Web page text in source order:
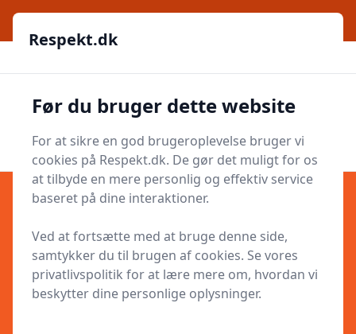
Respekt.dk
Søg nu
Privatlivspolitik for Respekt.dk
Respekt.dk
Før du bruger dette website
For at sikre en god brugeroplevelse bruger vi
cookies på Respekt.dk. De gør det muligt for os
at tilbyde en mere personlig og effektiv service
baseret på dine interaktioner.
Ved at fortsætte med at bruge denne side,
samtykker du til brugen af cookies. Se vores
privatlivspolitik for at lære mere om, hvordan vi
beskytter dine personlige oplysninger.